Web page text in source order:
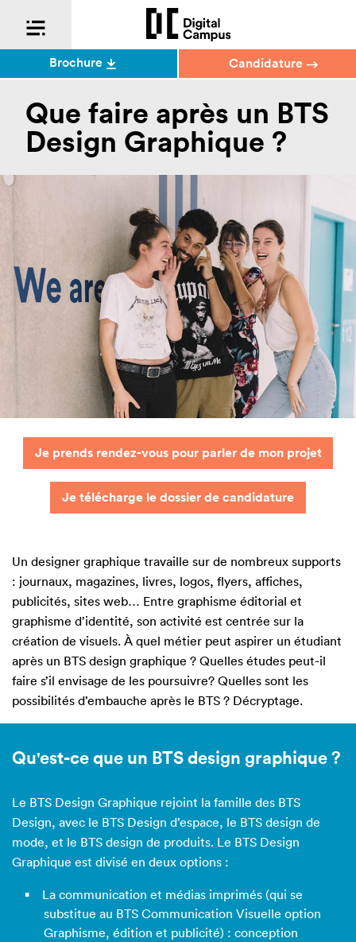
Que faire après un BTS
Design Graphique ?
Je prends rendez-vous pour parler de mon projet
Je télécharge le dossier de candidature
Un designer graphique travaille sur de nombreux supports
: journaux, magazines, livres, logos, flyers, affiches,
publicités, sites web… Entre graphisme éditorial et
graphisme d’identité, son activité est centrée sur la
création de visuels. À quel métier peut aspirer un étudiant
après un BTS design graphique ? Quelles études peut-il
faire s’il envisage de les poursuivre? Quelles sont les
possibilités d’embauche après le BTS ? Décryptage.
Qu'est-ce que un BTS design graphique ?
Le BTS Design Graphique rejoint la famille des BTS
Design, avec le BTS Design d’espace, le BTS design de
mode, et le BTS design de produits. Le BTS Design
Graphique est divisé en deux options :
La communication et médias imprimés (qui se
substitue au BTS Communication Visuelle option
Graphisme, édition et publicité) : conception
Brochure Candidature